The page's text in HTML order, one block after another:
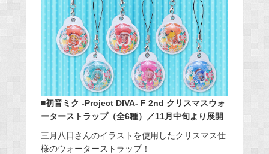
■初音ミク -Project DIVA- F 2nd クリスマスウォ
ーターストラップ（全6種）／11月中旬より展開
三月八日さんのイラストを使用したクリスマス仕
様のウォーターストラップ！